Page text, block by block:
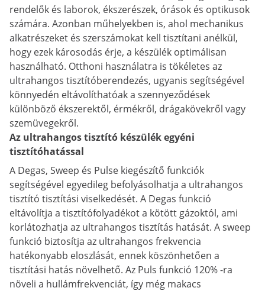
rendelők és laborok, ékszerészek, órások és optikusok
számára. Azonban műhelyekben is, ahol mechanikus
alkatrészeket és szerszámokat kell tisztítani anélkül,
hogy ezek károsodás érje, a készülék optimálisan
használható. Otthoni használatra is tökéletes az
ultrahangos tisztítóberendezés, ugyanis segítségével
könnyedén eltávolíthatóak a szennyeződések
különböző ékszerektől, érmékről, drágakövekről vagy
szemüvegekről.
Az ultrahangos tisztító készülék egyéni
tisztítóhatással
A Degas, Sweep és Pulse kiegészítő funkciók
segítségével egyedileg befolyásolhatja a ultrahangos
tisztító tisztítási viselkedését. A Degas funkció
eltávolítja a tisztítófolyadékot a kötött gázoktól, ami
korlátozhatja az ultrahangos tisztítás hatását. A sweep
funkció biztosítja az ultrahangos frekvencia
hatékonyabb eloszlását, ennek köszönhetően a
tisztítási hatás növelhető. Az Puls funkció 120% -ra
növeli a hullámfrekvenciát, így még makacs